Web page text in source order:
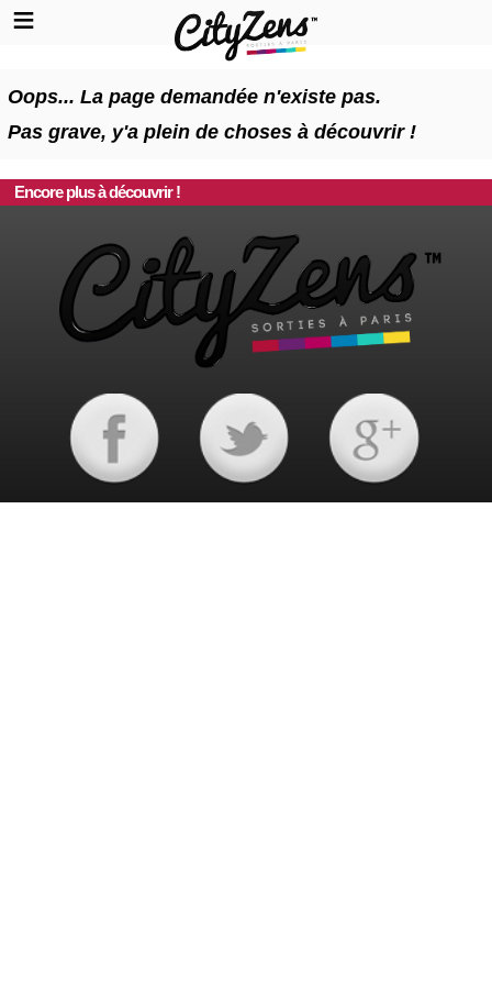
Oops... La page demandée n'existe pas.
Pas grave, y'a plein de choses à découvrir !
Encore plus à découvrir !